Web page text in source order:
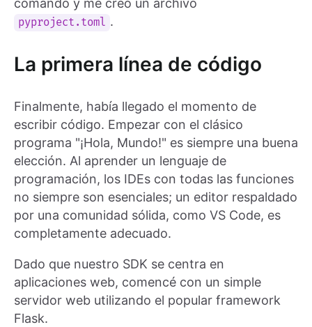
comando y me creó un archivo
pyproject.toml .
La primera línea de código
Finalmente, había llegado el momento de
escribir código. Empezar con el clásico
programa "¡Hola, Mundo!" es siempre una buena
elección. Al aprender un lenguaje de
programación, los IDEs con todas las funciones
no siempre son esenciales; un editor respaldado
por una comunidad sólida, como VS Code, es
completamente adecuado.
Dado que nuestro SDK se centra en
aplicaciones web, comencé con un simple
servidor web utilizando el popular framework
Flask.